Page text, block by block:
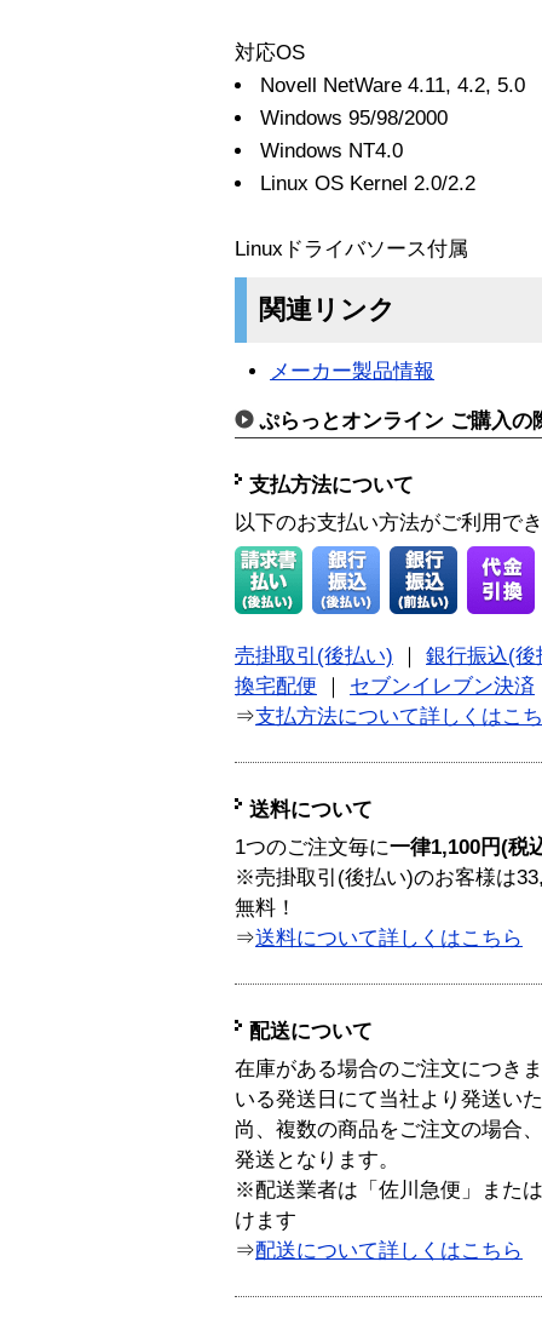
対応OS
Novell NetWare 4.11, 4.2, 5.0
Windows 95/98/2000
Windows NT4.0
Linux OS Kernel 2.0/2.2
Linuxドライバソース付属
関連リンク
メーカー製品情報
ぷらっとオンライン ご購入の
支払方法について
以下のお支払い方法がご利用で
売掛取引(後払い)
銀行振込(後
換宅配便
セブンイレブン決済
⇒支払方法について詳しくはこ
送料について
1つのご注文毎に一律1,100円(税
※売掛取引(後払い)のお客様は
無料！
⇒送料について詳しくはこちら
配送について
在庫がある場合のご注文につき
いる発送日にて当社より発送い
尚、複数の商品をご注文の場合
発送となります。
※配送業者は「佐川急便」また
けます
⇒配送について詳しくはこちら